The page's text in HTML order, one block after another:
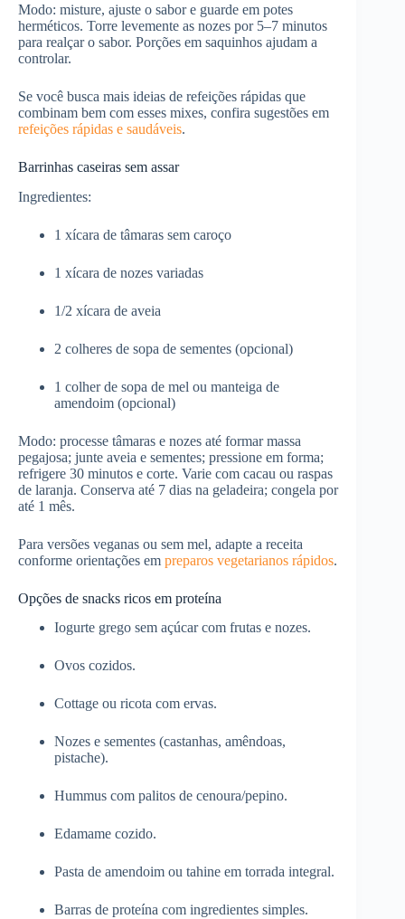
Modo: misture, ajuste o sabor e guarde em potes
herméticos. Torre levemente as nozes por 5–7 minutos
para realçar o sabor. Porções em saquinhos ajudam a
controlar.
Se você busca mais ideias de refeições rápidas que
combinam bem com esses mixes, confira sugestões em
refeições rápidas e saudáveis.
Barrinhas caseiras sem assar
Ingredientes:
1 xícara de tâmaras sem caroço
1 xícara de nozes variadas
1/2 xícara de aveia
2 colheres de sopa de sementes (opcional)
1 colher de sopa de mel ou manteiga de
amendoim (opcional)
Modo: processe tâmaras e nozes até formar massa
pegajosa; junte aveia e sementes; pressione em forma;
refrigere 30 minutos e corte. Varie com cacau ou raspas
de laranja. Conserva até 7 dias na geladeira; congela por
até 1 mês.
Para versões veganas ou sem mel, adapte a receita
conforme orientações em preparos vegetarianos rápidos.
Opções de snacks ricos em proteína
Iogurte grego sem açúcar com frutas e nozes.
Ovos cozidos.
Cottage ou ricota com ervas.
Nozes e sementes (castanhas, amêndoas,
pistache).
Hummus com palitos de cenoura/pepino.
Edamame cozido.
Pasta de amendoim ou tahine em torrada integral.
Barras de proteína com ingredientes simples.